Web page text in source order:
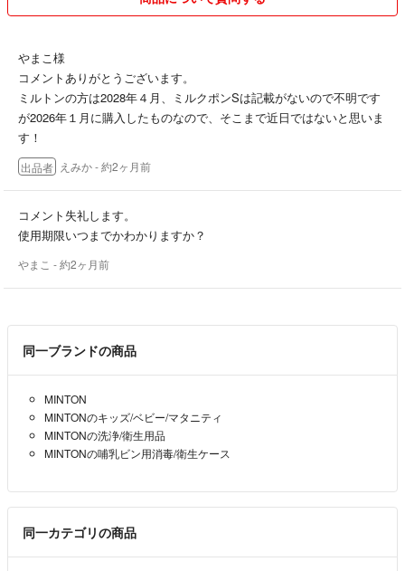
やまこ様
コメントありがとうございます。
ミルトンの方は2028年４月、ミルクポンSは記載がないので不明です
が2026年１月に購入したものなので、そこまで近日ではないと思いま
す！
出品者 えみか- 約2ヶ月前
コメント失礼します。
使用期限いつまでかわかりますか？
やまこ - 約2ヶ月前
同一ブランドの商品
MINTON
MINTONのキッズ/ベビー/マタニティ
MINTONの洗浄/衛生用品
MINTONの哺乳ビン用消毒/衛生ケース
同一カテゴリの商品